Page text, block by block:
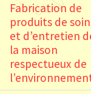
Fabrication de
produits de
et d’entretien
la maison
respectueux de